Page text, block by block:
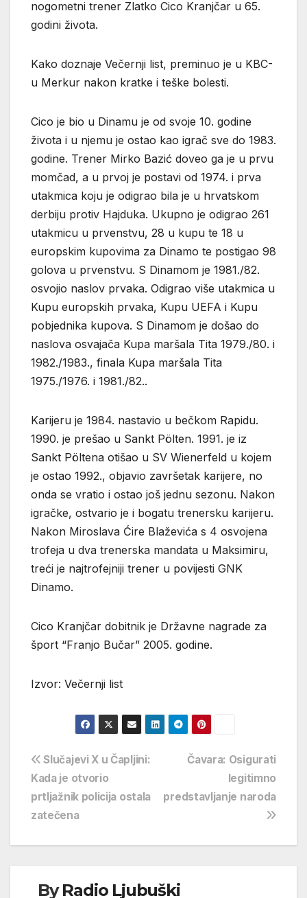
nogometni trener Zlatko Cico Kranjčar u 65.
godini života.
Kako doznaje Večernji list, preminuo je u KBC-
u Merkur nakon kratke i teške bolesti.
Cico je bio u Dinamu je od svoje 10. godine
života i u njemu je ostao kao igrač sve do 1983.
godine. Trener Mirko Bazić doveo ga je u prvu
momčad, a u prvoj je postavi od 1974. i prva
utakmica koju je odigrao bila je u hrvatskom
derbiju protiv Hajduka. Ukupno je odigrao 261
utakmicu u prvenstvu, 28 u kupu te 18 u
europskim kupovima za Dinamo te postigao 98
golova u prvenstvu. S Dinamom je 1981./82.
osvojio naslov prvaka. Odigrao više utakmica u
Kupu europskih prvaka, Kupu UEFA i Kupu
pobjednika kupova. S Dinamom je došao do
naslova osvajača Kupa maršala Tita 1979./80. i
1982./1983., finala Kupa maršala Tita
1975./1976. i 1981./82..
Karijeru je 1984. nastavio u bečkom Rapidu.
1990. je prešao u Sankt Pölten. 1991. je iz
Sankt Pöltena otišao u SV Wienerfeld u kojem
je ostao 1992., objavio završetak karijere, no
onda se vratio i ostao još jednu sezonu. Nakon
igračke, ostvario je i bogatu trenersku karijeru.
Nakon Miroslava Ćire Blaževića s 4 osvojena
trofeja u dva trenerska mandata u Maksimiru,
treći je najtrofejniji trener u povijesti GNK
Dinamo.
Cico Kranjčar dobitnik je Državne nagrade za
šport “Franjo Bučar” 2005. godine.
Izvor: Večernji list
Navigacija
objava
Čavara: Osigurati
legitimno
predstavljanje naroda
Slučajevi X u Čapljini:
Kada je otvorio
prtljažnik policija ostala
zatečena
ByRadio Ljubuški